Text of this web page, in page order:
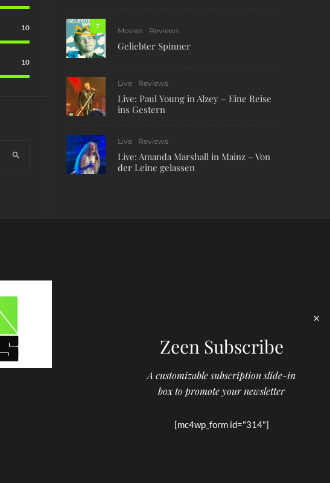
10
10
7
Movies Reviews
Geliebter Spinner
Live Reviews
Live: Paul Young in Alzey – Eine Reise
ins Gestern
Live Reviews
Live: Amanda Marshall in Mainz – Von
der Leine gelassen
Zeen Subscribe
A customizable subscription slide-in
box to promote your newsletter
[mc4wp_form id="314"]